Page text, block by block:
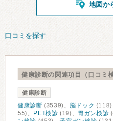
地図か
口コミを探す
健康診断の関連項目（口コミ検
健康診断
健康診断 (3539)、 脳ドック (118)
55)、
PET検診 (19)、 胃ガン検診